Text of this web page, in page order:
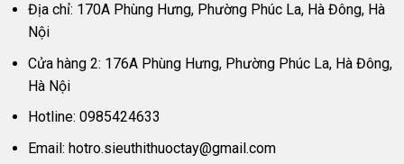
Địa chỉ: 170A Phùng Hưng, Phường Phúc La, Hà Đông, Hà
Nội
Cửa hàng 2: 176A Phùng Hưng, Phường Phúc La, Hà Đông,
Hà Nội
Hotline: 0985424633
Email: hotro.sieuthithuoctay@gmail.com